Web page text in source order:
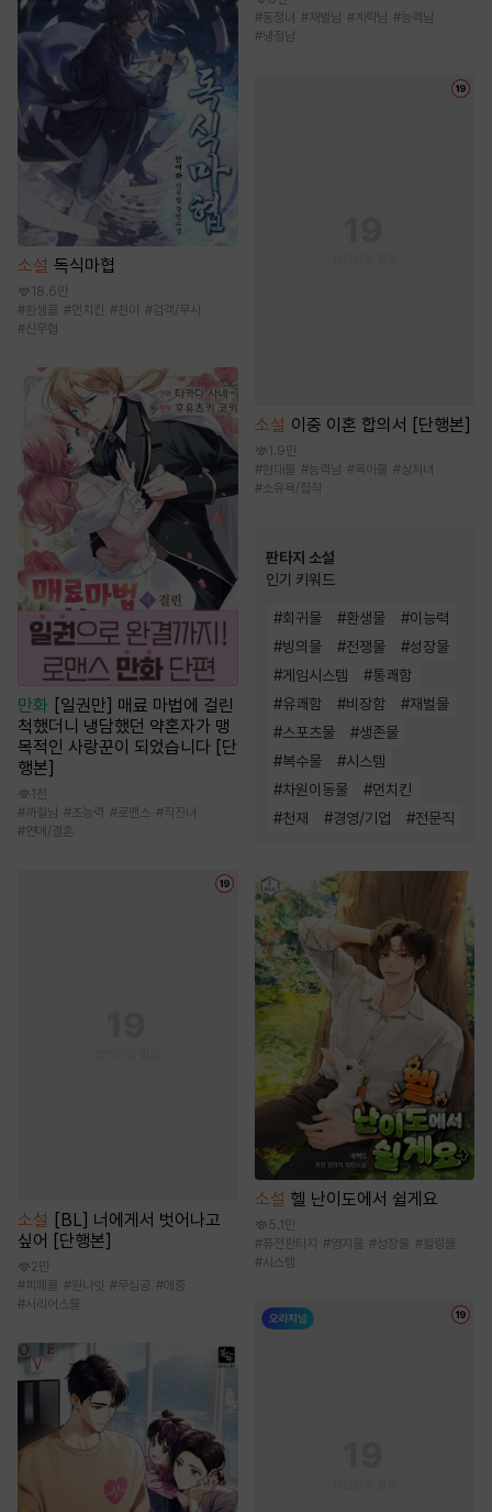
소설 독식마협
18.6만
# 환생물 #먼치킨 #천마 #검객/무사
#신무협
만화
[일권만] 매료 마법에 걸린
척했더니 냉담했던 약혼자가 맹
목적인 사랑꾼이 되었습니다 [단
행본]
1천
#까칠남 #초능력 #로맨스 #직진녀
#연애/결혼
소설 [BL] 너에게서 벗어나고
싶어 [단행본]
2만
#피폐물 #원나잇 #무심공 #애증
#시리어스물
#동정녀 #재벌남 #계략남 #능력남
#냉정남
소설 이중 이혼 합의서 [단행본]
1.9만
#현대물 #능력남 #육아물 #상처녀
#소유욕/집착
판타지 소설
인기 키워드
#회귀물 #환생물 #이능력
#빙의물 #전쟁물 #성장물
#게임시스템 #통쾌함
#유쾌함 #비장함 #재벌물
#스포츠물 #생존물
#복수물 #시스템
#차원이동물 #먼치킨
#천재 #경영/기업 #전문직
소설 헬 난이도에서 쉴게요
5.1만
#퓨전판타지 #영지물 #성장물 #힐링물
#시스템